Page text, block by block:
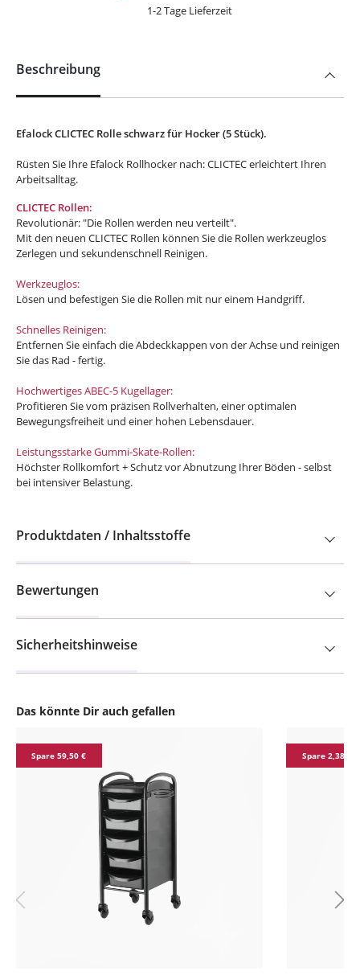
1-2 Tage Lieferzeit
Das könnte Dir auch gefallen
Spare 59,50 € Spare 2,38 €
Beschreibung
Efalock CLICTEC Rolle schwarz für Hocker (5 Stück).
Rüsten Sie Ihre Efalock Rollhocker nach: CLICTEC erleichtert Ihren
Arbeitsalltag.
CLICTEC Rollen:
Revolutionär: "Die Rollen werden neu verteilt".
Mit den neuen CLICTEC Rollen können Sie die Rollen werkzeuglos
Zerlegen und sekundenschnell Reinigen.
Werkzeuglos:
Lösen und befestigen Sie die Rollen mit nur einem Handgriff.
Schnelles Reinigen:
Entfernen Sie einfach die Abdeckkappen von der Achse und reinigen
Sie das Rad - fertig.
Hochwertiges ABEC-5 Kugellager:
Profitieren Sie vom präzisen Rollverhalten, einer optimalen
Bewegungsfreiheit und einer hohen Lebensdauer.
Leistungsstarke Gummi-Skate-Rollen:
Höchster Rollkomfort + Schutz vor Abnutzung Ihrer Böden - selbst
bei intensiver Belastung.
Produktdaten / Inhaltsstoffe
Bewertungen
Sicherheitshinweise